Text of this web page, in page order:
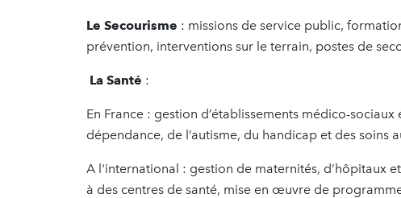
Le Secourisme : missions de service public,
prévention, interventions sur le terrain, postes de
La Santé :
En France : gestion d’établissements médico-
dépendance, de l’autisme, du handicap et des soins
A l'international : gestion de maternités, d’hôpitaux
à des centres de santé, mise en œuvre de